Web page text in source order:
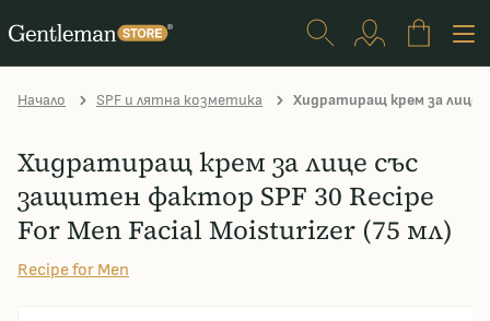
Начало SPF и лятна козметика Хидратиращ крем за лице
Хидратиращ крем за лице със
защитен фактор SPF 30 Recipe
For Men Facial Moisturizer (75 мл)
Recipe for Men